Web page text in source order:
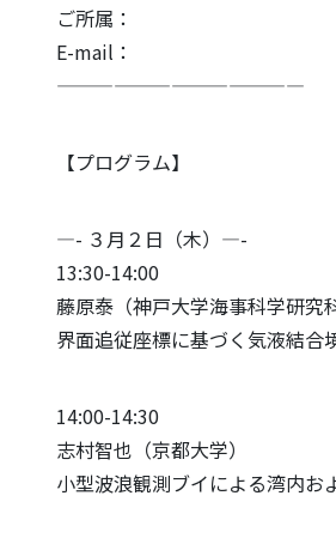
ご所属：
E-mail：
—————————————
【プログラム】
—- ３月２日（木）—-
13:30-14:00
藤原泰（神戸大学海事科学研究科
界面追従座標に基づく気液結合
14:00-14:30
志村智也（京都大学）
小型波浪観測ブイによる湾内お